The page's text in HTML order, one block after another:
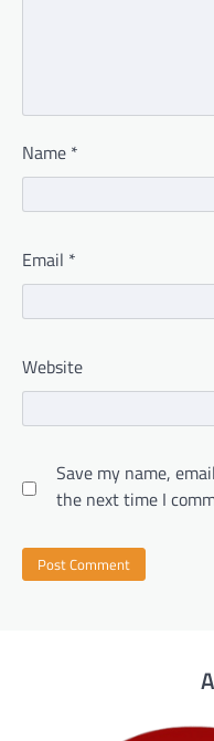
Name *
Email *
Website
Save my name,
the next time I